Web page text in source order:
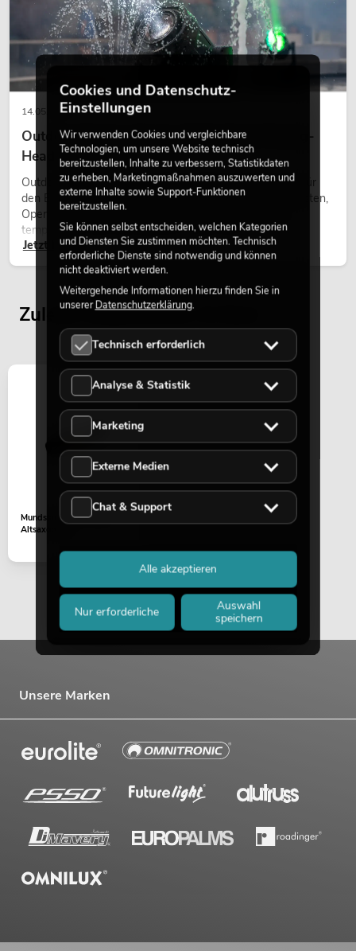
14.05.2026
Outdoor Moving-Heads: Wetterfeste Moving-
Heads bei Events
Outdoor Moving-Heads sind bewegliche Scheinwerfer für
den Einsatz im Freien. Sie werden bei Festivals, Stadtfesten,
Open-Air-Konzerten, Architekturinszenierungen und
temporären Außeninstallationen eingesetzt.
Jetzt lesen
Zuletzt angesehene Artikel
Mundsstück SP-30 Eb
Altsaxophon
Unsere Marken
Cookies und Datenschutz-
Einstellungen
Wir verwenden Cookies und vergleichbare
Technologien, um unsere Website technisch
bereitzustellen, Inhalte zu verbessern, Statistikdaten
zu erheben, Marketingmaßnahmen auszuwerten und
externe Inhalte sowie Support-Funktionen
bereitzustellen.
Sie können selbst entscheiden, welchen Kategorien
und Diensten Sie zustimmen möchten. Technisch
erforderliche Dienste sind notwendig und können
nicht deaktiviert werden.
Weitergehende Informationen hierzu finden Sie in
unsererDatenschutzerklärung.
Technisch erforderlich
Analyse & Statistik
Marketing
Externe Medien
Chat & Support
Nur erforderliche
Auswahl
speichern
Alle akzeptieren